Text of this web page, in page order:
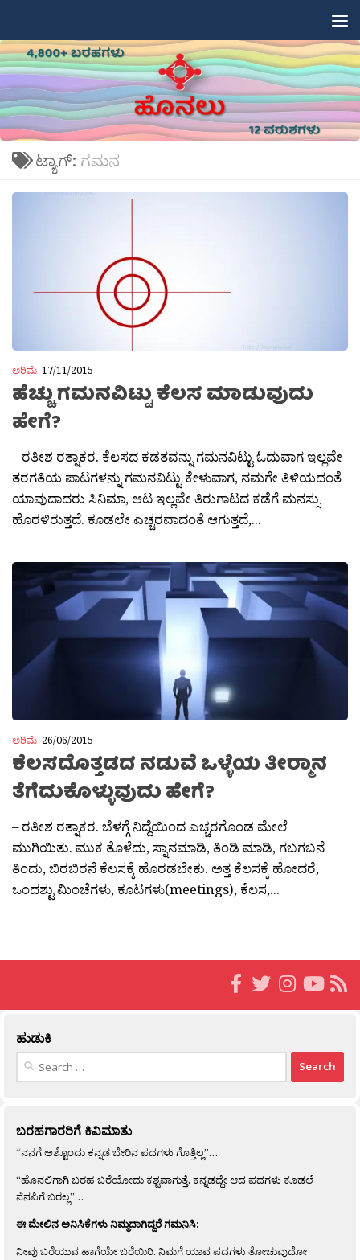
ಟ್ಯಾಗ್: ಗಮನ
ಅರಿಮೆ 17/11/2015
ಹೆಚ್ಚು ಗಮನವಿಟ್ಟು ಕೆಲಸ ಮಾಡುವುದು
ಹೇಗೆ?
– ರತೀಶ ರತ್ನಾಕರ. ಕೆಲಸದ ಕಡತವನ್ನು ಗಮನವಿಟ್ಟು ಓದುವಾಗ ಇಲ್ಲವೇ
ತರಗತಿಯ ಪಾಟಗಳನ್ನು ಗಮನವಿಟ್ಟು ಕೇಳುವಾಗ, ನಮಗೇ ತಿಳಿಯದಂತೆ
ಯಾವುದಾದರು ಸಿನಿಮಾ, ಆಟ ಇಲ್ಲವೇ ತಿರುಗಾಟದ ಕಡೆಗೆ ಮನಸ್ಸು
ಹೊರಳಿರುತ್ತದೆ. ಕೂಡಲೇ ಎಚ್ಚರವಾದಂತೆ ಆಗುತ್ತದೆ,...
ಅರಿಮೆ 26/06/2015
ಕೆಲಸದೊತ್ತಡದ ನಡುವೆ ಒಳ್ಳೆಯ ತೀರ‍್ಮಾನ
ತೆಗೆದುಕೊಳ್ಳುವುದು ಹೇಗೆ?
– ರತೀಶ ರತ್ನಾಕರ. ಬೆಳಗ್ಗೆ ನಿದ್ದೆಯಿಂದ ಎಚ್ಚರಗೊಂಡ ಮೇಲೆ
ಮುಗಿಯಿತು. ಮುಕ ತೊಳೆದು, ಸ್ನಾನಮಾಡಿ, ತಿಂಡಿ ಮಾಡಿ, ಗಬಗಬನೆ
ತಿಂದು, ಬಿರಬಿರನೆ ಕೆಲಸಕ್ಕೆ ಹೊರಡಬೇಕು. ಅತ್ತ ಕೆಲಸಕ್ಕೆ ಹೋದರೆ,
ಒಂದಶ್ಟು ಮಿಂಚೆಗಳು, ಕೂಟಗಳು(meetings), ಕೆಲಸ,...
ಹುಡುಕಿ
Search
ಬರಹಗಾರರಿಗೆ ಕಿವಿಮಾತು
“ನನಗೆ ಅಶ್ಟೊಂದು ಕನ್ನಡ ಬೇರಿನ ಪದಗಳು ಗೊತ್ತಿಲ್ಲ”…
“ಹೊನಲಿಗಾಗಿ ಬರಹ ಬರೆಯೋದು ಕಶ್ಟವಾಗುತ್ತೆ. ಕನ್ನಡದ್ದೇ ಆದ ಪದಗಳು ಕೂಡಲೆ
ನೆನಪಿಗೆ ಬರಲ್ಲ”…
ಈ ಮೇಲಿನ ಅನಿಸಿಕೆಗಳು ನಿಮ್ಮದಾಗಿದ್ದರೆ ಗಮನಿಸಿ:
ನೀವು ಬರೆಯುವ ಹಾಗೆಯೇ ಬರೆಯಿರಿ. ನಿಮಗೆ ಯಾವ ಪದಗಳು ತೋಚುವುದೋ